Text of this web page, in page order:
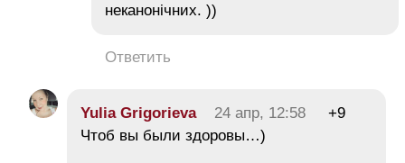
неканонічних. ))
Ответить
Yulia Grigorieva 24 апр, 12:58
+9
Чтоб вы были здоровы…)